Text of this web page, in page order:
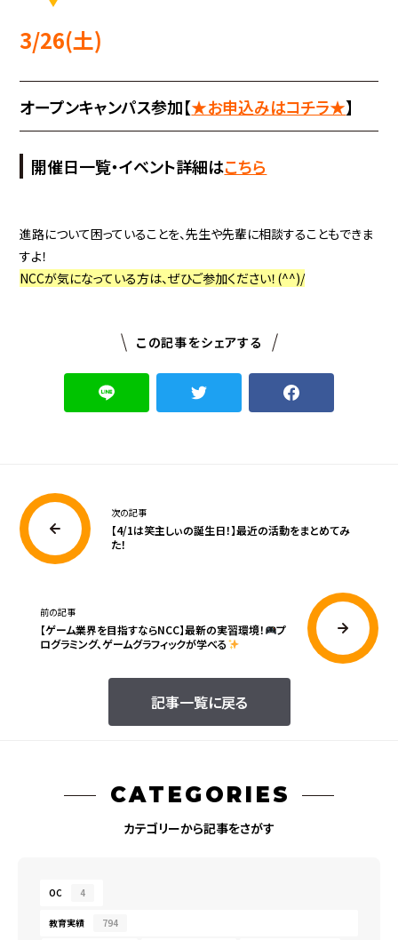
3/26(土)
オープンキャンパス参加【★お申込みはコチラ★】
開催日一覧・イベント詳細はこちら
進路について困っていることを、先生や先輩に相談することもできま
すよ！
NCCが気になっている方は、ぜひご参加ください！(^^)/
この記事をシェアする
次の記事
【4/1は笑主しぃの誕生日！】最近の活動をまとめてみ
た！
記事一覧に戻る
前の記事
【ゲーム業界を目指すならNCC】最新の実習環境！
プ
ログラミング、ゲームグラフィックが学べる
CATEGORIES
カテゴリーから記事をさがす
OC 4
教育実績 794